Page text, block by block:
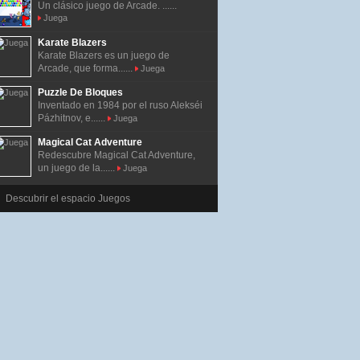
Un clásico juego de Arcade. ......
Juega
Karate Blazers
Karate Blazers es un juego de
Arcade, que forma......
Juega
Puzzle De Bloques
Inventado en 1984 por el ruso Alekséi
Pázhitnov, e......
Juega
Magical Cat Adventure
Redescubre Magical Cat Adventure,
un juego de la......
Juega
Descubrir el espacio Juegos